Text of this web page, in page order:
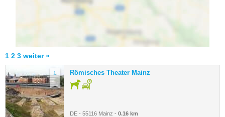
1 2 3 weiter »
1. Römisches Theater Mainz
DE - 55116 Mainz - 0.16 km